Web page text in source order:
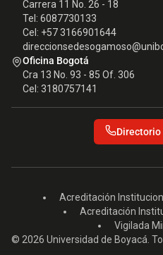
Carrera 11 No. 26 - 18
Tel: 6087730133
Cel: +57 3166901644
Oficina Bogotá
Cra 13 No. 93 - 85 Of. 306
Cel: 3180757141
Acreditación
Acreditación
Vigilada
© 2026 Universidad de Boyacá.